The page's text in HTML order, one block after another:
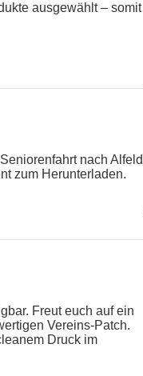
ausgewählt – somit
nach Alfeld
zum Herunterladen.
Freut euch auf ein
Vereins-Patch.
Druck im